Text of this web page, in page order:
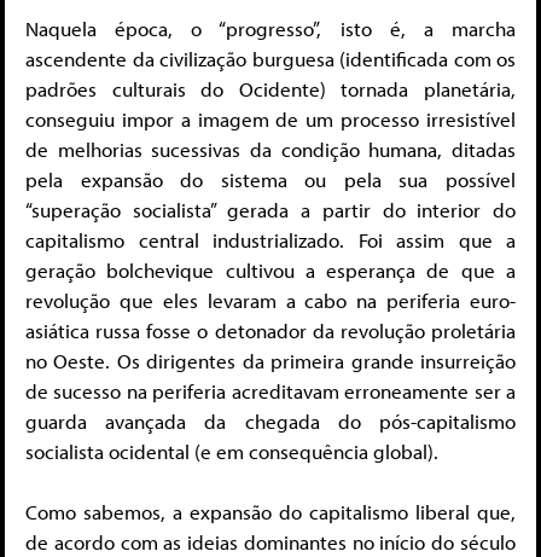
Naquela época, o “progresso”, isto é, a marcha
ascendente da civilização burguesa (identificada com os
padrões culturais do Ocidente) tornada planetária,
conseguiu impor a imagem de um processo irresistível
de melhorias sucessivas da condição humana, ditadas
pela expansão do sistema ou pela sua possível
“superação socialista” gerada a partir do interior do
capitalismo central industrializado. Foi assim que a
geração bolchevique cultivou a esperança de que a
revolução que eles levaram a cabo na periferia euro-
asiática russa fosse o detonador da revolução proletária
no Oeste. Os dirigentes da primeira grande insurreição
de sucesso na periferia acreditavam erroneamente ser a
guarda avançada da chegada do pós-capitalismo
socialista ocidental (e em consequência global).
Como sabemos, a expansão do capitalismo liberal que,
de acordo com as ideias dominantes no início do século